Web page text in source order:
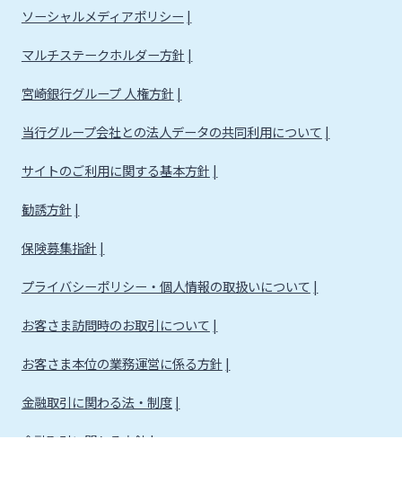
ソーシャルメディアポリシー
マルチステークホルダー方針
宮崎銀行グループ 人権方針
当行グループ会社との法人データの共同利用について
サイトのご利用に関する基本方針
勧誘方針
保険募集指針
プライバシーポリシー・個人情報の取扱いについて
お客さま訪問時のお取引について
お客さま本位の業務運営に係る方針
金融取引に関わる法・制度
金融取引に関わる方針